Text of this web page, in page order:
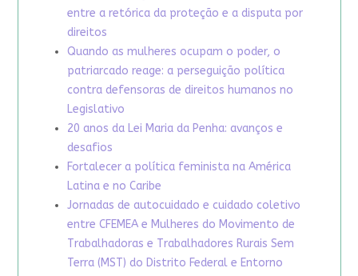
entre a retórica da proteção e a disputa por
direitos
Quando as mulheres ocupam o poder, o
patriarcado reage: a perseguição política
contra defensoras de direitos humanos no
Legislativo
20 anos da Lei Maria da Penha: avanços e
desafios
Fortalecer a política feminista na América
Latina e no Caribe
Jornadas de autocuidado e cuidado coletivo
entre CFEMEA e Mulheres do Movimento de
Trabalhadoras e Trabalhadores Rurais Sem
Terra (MST) do Distrito Federal e Entorno